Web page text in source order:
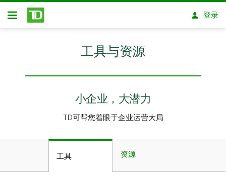
跳转到主要内容
开放式房屋贷款
登录
工具与资源
小企业，大潜力
TD可帮您着眼于企业运营大局
工具 资源